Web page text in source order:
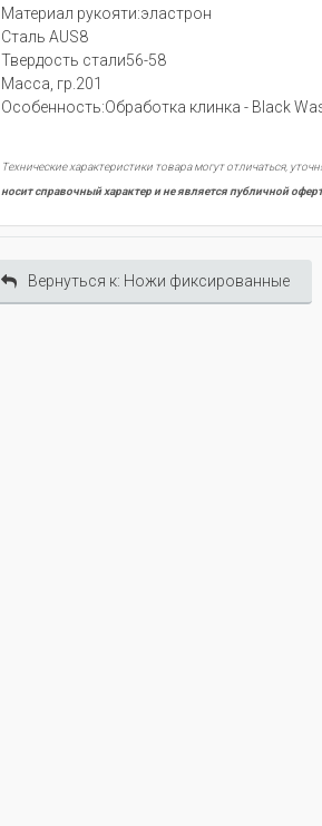
Материал рукояти:эластрон
Сталь AUS8
Твердость стали56-58
Масса, гр.201
Особенность:Обработка клинка - Black
Технические характеристики товара могут отличаться,
носит справочный характер и не является публичной
Вернуться к: Ножи фиксированные